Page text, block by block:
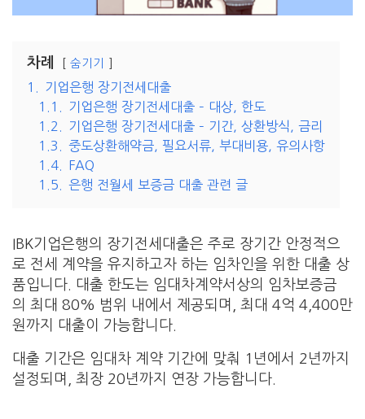
차례 숨기기
1.
기업은행 장기전세대출
1.1.
기업은행 장기전세대출 – 대상, 한도
1.2.
기업은행 장기전세대출 – 기간, 상환방식, 금리
1.3.
중도상환해약금, 필요서류, 부대비용, 유의사항
1.4.
FAQ
1.5.
은행 전월세 보증금 대출 관련 글
IBK기업은행의 장기전세대출은 주로 장기간 안정적으
로 전세 계약을 유지하고자 하는 임차인을 위한 대출 상
품입니다. 대출 한도는 임대차계약서상의 임차보증금
의 최대 80% 범위 내에서 제공되며, 최대 4억 4,400만
원까지 대출이 가능합니다.
대출 기간은 임대차 계약 기간에 맞춰 1년에서 2년까지
설정되며, 최장 20년까지 연장 가능합니다.